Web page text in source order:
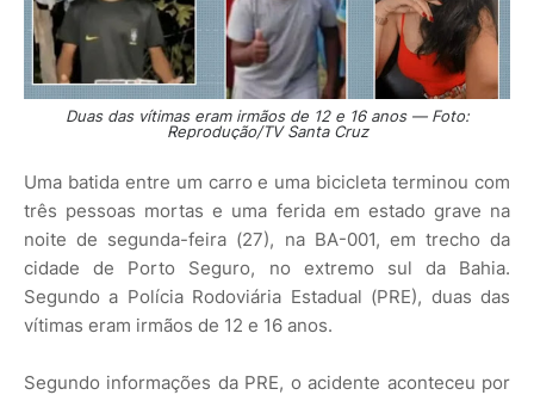
Duas das vítimas eram irmãos de 12 e 16 anos — Foto:
Reprodução/TV Santa Cruz
Uma batida entre um carro e uma bicicleta terminou com
três pessoas mortas e uma ferida em estado grave na
noite de segunda-feira (27), na BA-001, em trecho da
cidade de Porto Seguro, no extremo sul da Bahia.
Segundo a Polícia Rodoviária Estadual (PRE), duas das
vítimas eram irmãos de 12 e 16 anos.
Segundo informações da PRE, o acidente aconteceu por